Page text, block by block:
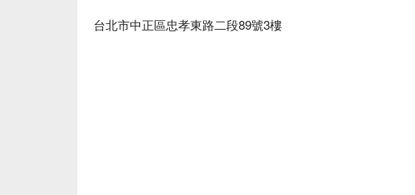
台北市中正區忠孝東路二段89號3樓